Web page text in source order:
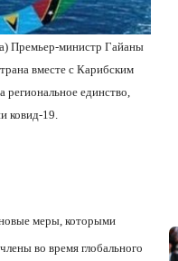
Премьер-министр Гайаны
вместе с Карибским
единство,
ковид-19.
меры, которыми
во время глобального